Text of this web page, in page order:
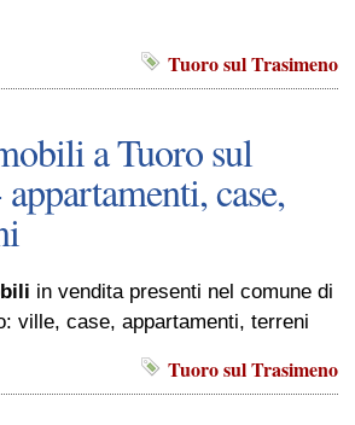
Tuoro sul Trasimeno
a Tuoro sul
case,
in vendita presenti nel comune di
ville, case, appartamenti, terreni
Tuoro sul Trasimeno